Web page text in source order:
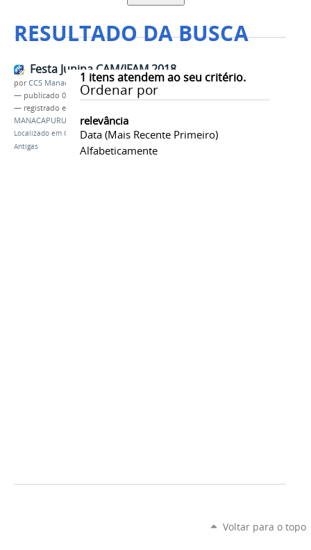
RESULTADO DA BUSCA
1 itens atendem ao seu critério.
Ordenar por
relevância
Data (mais Recente Primeiro)
Alfabeticamente
Festa Junina CAM/IFAM 2018
porCCS Manacaouru
— publicado 05/08/2018
— registrado em:
MANACAPURU
FESTA JUNINA 2018
Localizado em CAMPUS /…/Notícias /Notícias
Antigas
Voltar para o topo